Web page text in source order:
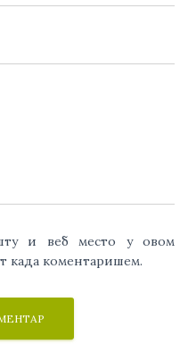
и веб место у овом
када коментаришем.